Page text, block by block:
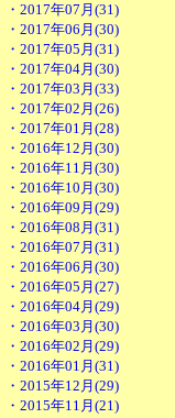
・2017年07月(31)
・2017年06月(30)
・2017年05月(31)
・2017年04月(30)
・2017年03月(33)
・2017年02月(26)
・2017年01月(28)
・2016年12月(30)
・2016年11月(30)
・2016年10月(30)
・2016年09月(29)
・2016年08月(31)
・2016年07月(31)
・2016年06月(30)
・2016年05月(27)
・2016年04月(29)
・2016年03月(30)
・2016年02月(29)
・2016年01月(31)
・2015年12月(29)
・2015年11月(21)